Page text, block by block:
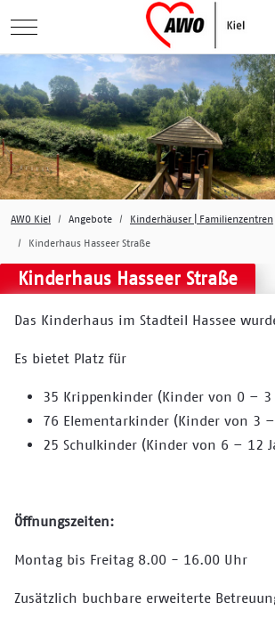
Mobile Menu Toggle
AWO Kiel Angebote Kinderhäuser | Familienzentren
Kinderhaus Hasseer Straße
Kinderhaus Hasseer Straße
Das Kinderhaus im Stadteil Hassee
Es bietet Platz für
35 Krippenkinder (Kinder von 0 – 3
76 Elementarkinder (Kinder von 3
25 Schulkinder (Kinder von 6 – 12
Öffnungszeiten:
Montag bis Freitag 8.00 - 16.00 Uhr
Zusätzlich buchbare erweiterte